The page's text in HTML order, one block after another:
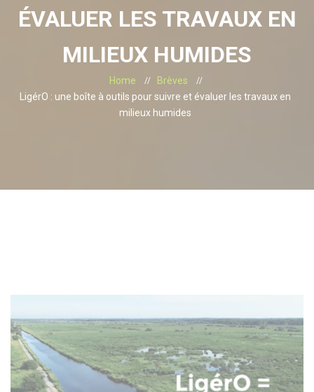
ÉVALUER LES TRAVAUX EN
MILIEUX HUMIDES
Home
Brèves
LigérO : une boîte à outils pour suivre et évaluer les travaux en
milieux humides